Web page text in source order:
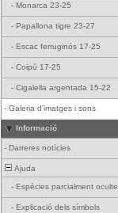
- Monarca 23-25
- Papallona tigre 23-27
- Escac ferruginós 17-25
- Coipú 17-25
- Cigalella argentada 15-22
- Galeria d'imatges i sons
Informació
- Darreres notícies
Ajuda
- Espècies parcialment
- Explicació dels símbols